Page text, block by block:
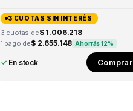
3 CUOTAS SIN INTERÉS
3 cuotas de$ 1.006.218
1 pago de$ 2.655.148 Ahorrás 12%
✓ En stock Comprar